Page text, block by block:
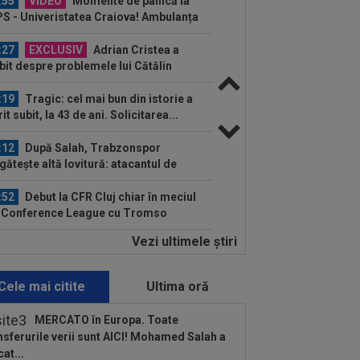
- Univeristatea Craiova! Ambulanța
EXCLUSIV
Adrian Cristea a
despre problemele lui Cătălin
Tragic: cel mai bun din istorie a
subit, la 43 de ani. Solicitarea...
După Salah, Trabzonspor
altă lovitură: atacantul de
Debut la CFR Cluj chiar în meciul
League cu Tromso
Gigi Becali nu mai
Cel mai bun jucător din Serie A
prelungirea cu Inter până în
Cum l-a numit presa din Ungaria
Vezi ultimele ştiri
mai citite Ultima oră
MERCATO în Europa. Toate
verii sunt AICI! Mohamed Salah a